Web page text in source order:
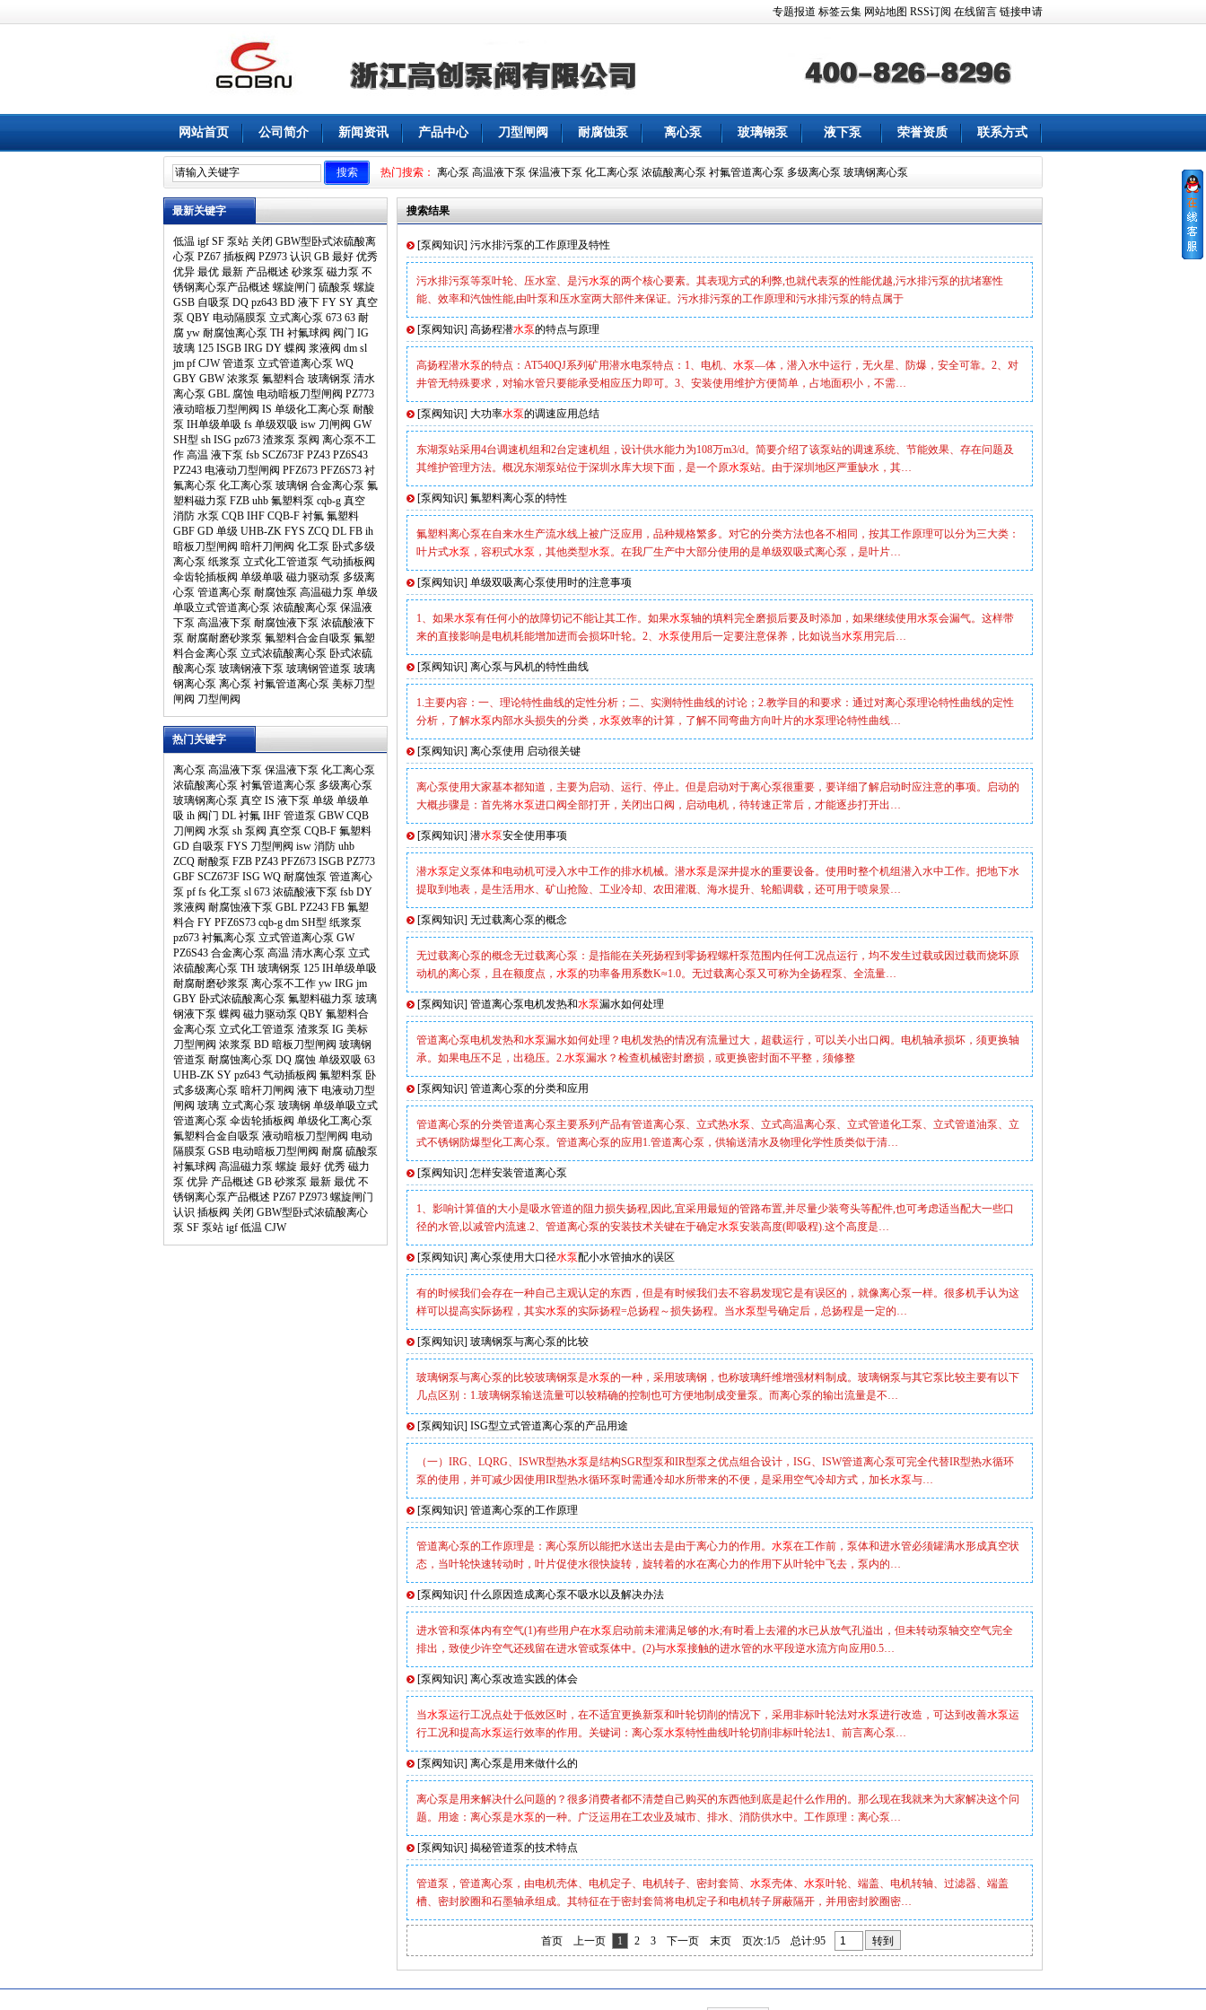
专题报道 标签云集 网站地图 RSS订阅 在线留言 链接申请
网站首页 公司简介 新闻资讯 产品中心 刀型闸阀 耐腐蚀泵 离心泵 玻璃钢泵 液下泵 荣誉资质 联系方式
热门搜索： 离心泵 高温液下泵 保温液下泵 化工离心泵 浓硫酸离心泵 衬氟管道离心泵 多级离心泵 玻璃钢离心泵
最新关键字
低温 igf SF 泵站 关闭 GBW型卧式浓硫酸离
心泵 PZ67 插板阀 PZ973 认识 GB 最好 优秀
优异 最优 最新 产品概述 砂浆泵 磁力泵 不
锈钢离心泵产品概述 螺旋闸门 硫酸泵 螺旋
GSB 自吸泵 DQ pz643 BD 液下 FY SY 真空
泵 QBY 电动隔膜泵 立式离心泵 673 63 耐
腐 yw 耐腐蚀离心泵 TH 衬氟球阀 阀门 IG
玻璃 125 ISGB IRG DY 蝶阀 浆液阀 dm sl
jm pf CJW 管道泵 立式管道离心泵 WQ
GBY GBW 浓浆泵 氟塑料合 玻璃钢泵 清水
离心泵 GBL 腐蚀 电动暗板刀型闸阀 PZ773
液动暗板刀型闸阀 IS 单级化工离心泵 耐酸
泵 IH单级单吸 fs 单级双吸 isw 刀闸阀 GW
SH型 sh ISG pz673 渣浆泵 泵阀 离心泵不工
作 高温 液下泵 fsb SCZ673F PZ43 PZ6S43
PZ243 电液动刀型闸阀 PFZ673 PFZ6S73 衬
氟离心泵 化工离心泵 玻璃钢 合金离心泵 氟
塑料磁力泵 FZB uhb 氟塑料泵 cqb-g 真空
消防 水泵 CQB IHF CQB-F 衬氟 氟塑料
GBF GD 单级 UHB-ZK FYS ZCQ DL FB ih
暗板刀型闸阀 暗杆刀闸阀 化工泵 卧式多级
离心泵 纸浆泵 立式化工管道泵 气动插板阀
伞齿轮插板阀 单级单吸 磁力驱动泵 多级离
心泵 管道离心泵 耐腐蚀泵 高温磁力泵 单级
单吸立式管道离心泵 浓硫酸离心泵 保温液
下泵 高温液下泵 耐腐蚀液下泵 浓硫酸液下
泵 耐腐耐磨砂浆泵 氟塑料合金自吸泵 氟塑
料合金离心泵 立式浓硫酸离心泵 卧式浓硫
酸离心泵 玻璃钢液下泵 玻璃钢管道泵 玻璃
钢离心泵 离心泵 衬氟管道离心泵 美标刀型
闸阀 刀型闸阀
热门关键字
离心泵 高温液下泵 保温液下泵 化工离心泵
浓硫酸离心泵 衬氟管道离心泵 多级离心泵
玻璃钢离心泵 真空 IS 液下泵 单级 单级单
吸 ih 阀门 DL 衬氟 IHF 管道泵 GBW CQB
刀闸阀 水泵 sh 泵阀 真空泵 CQB-F 氟塑料
GD 自吸泵 FYS 刀型闸阀 isw 消防 uhb
ZCQ 耐酸泵 FZB PZ43 PFZ673 ISGB PZ773
GBF SCZ673F ISG WQ 耐腐蚀泵 管道离心
泵 pf fs 化工泵 sl 673 浓硫酸液下泵 fsb DY
浆液阀 耐腐蚀液下泵 GBL PZ243 FB 氟塑
料合 FY PFZ6S73 cqb-g dm SH型 纸浆泵
pz673 衬氟离心泵 立式管道离心泵 GW
PZ6S43 合金离心泵 高温 清水离心泵 立式
浓硫酸离心泵 TH 玻璃钢泵 125 IH单级单吸
耐腐耐磨砂浆泵 离心泵不工作 yw IRG jm
GBY 卧式浓硫酸离心泵 氟塑料磁力泵 玻璃
钢液下泵 蝶阀 磁力驱动泵 QBY 氟塑料合
金离心泵 立式化工管道泵 渣浆泵 IG 美标
刀型闸阀 浓浆泵 BD 暗板刀型闸阀 玻璃钢
管道泵 耐腐蚀离心泵 DQ 腐蚀 单级双吸 63
UHB-ZK SY pz643 气动插板阀 氟塑料泵 卧
式多级离心泵 暗杆刀闸阀 液下 电液动刀型
闸阀 玻璃 立式离心泵 玻璃钢 单级单吸立式
管道离心泵 伞齿轮插板阀 单级化工离心泵
氟塑料合金自吸泵 液动暗板刀型闸阀 电动
隔膜泵 GSB 电动暗板刀型闸阀 耐腐 硫酸泵
衬氟球阀 高温磁力泵 螺旋 最好 优秀 磁力
泵 优异 产品概述 GB 砂浆泵 最新 最优 不
锈钢离心泵产品概述 PZ67 PZ973 螺旋闸门
认识 插板阀 关闭 GBW型卧式浓硫酸离心
泵 SF 泵站 igf 低温 CJW
搜索结果
[泵阀知识] 污水排污泵的工作原理及特性
污水排污泵等泵叶轮、压水室、是污水泵的两个核心要素。其表现方式的利弊,也就代表泵的性能优越,污水排污泵的抗堵塞性
能、效率和汽蚀性能,由叶泵和压水室两大部件来保证。污水排污泵的工作原理和污水排污泵的特点属于
[泵阀知识] 高扬程潜水泵的特点与原理
高扬程潜水泵的特点：AT540QJ系列矿用潜水电泵特点：1、电机、 水泵—体，潜入水中运行，无火星、防爆，安全可靠。2、对
井管无特殊要求，对输水管只要能承受相应压力即可。3、安装使用维护方便简单，占地面积小，不需…
[泵阀知识] 大功率水泵的调速应用总结
东湖泵站采用4台调速机组和2台定速机组，设计供水能力为108万m3/d。简要介绍了该泵站的调速系统、节能效果、存在问题及
其维护管理方法。概况东湖泵站位于深圳水库大坝下面，是一个原水泵站。由于深圳地区严重缺水，其…
[泵阀知识] 氟塑料离心泵的特性
氟塑料离心泵在自来水生产流水线上被广泛应用，品种规格繁多。对它的分类方法也各不相同，按其工作原理可以分为三大类：
叶片式水泵 ，容积式水泵 ，其他类型水泵。在我厂生产中大部分使用的是单级双吸式离心泵，是叶片…
[泵阀知识] 单级双吸离心泵使用时的注意事项
1、如果水泵有任何小的故障切记不能让其工作。如果水泵轴的填料完全磨损后要及时添加，如果继续使用水泵会漏气。这样带
来的直接影响是电机耗能增加进而会损坏叶轮。2、 水泵使用后一定要注意保养，比如说当水泵用完后…
[泵阀知识] 离心泵与风机的特性曲线
1.主要内容：一、理论特性曲线的定性分析；二、实测特性曲线的讨论；2.教学目的和要求：通过对离心泵理论特性曲线的定性
分析，了解水泵内部水头损失的分类， 水泵效率的计算，了解不同弯曲方向叶片的水泵理论特性曲线…
[泵阀知识] 离心泵使用 启动很关键
离心泵使用大家基本都知道，主要为启动、运行、停止。但是启动对于离心泵很重要，要详细了解启动时应注意的事项。启动的
大概步骤是：首先将水泵进口阀全部打开，关闭出口阀，启动电机，待转速正常后，才能逐步打开出…
[泵阀知识] 潜水泵安全使用事项
潜水泵定义泵体和电动机可浸入水中工作的排水机械。潜水泵是深井提水的重要设备。使用时整个机组潜入水中工作。把地下水
提取到地表，是生活用水、矿山抢险、工业冷却、农田灌溉、海水提升、轮船调载，还可用于喷泉景…
[泵阀知识] 无过载离心泵的概念
无过载离心泵的概念无过载离心泵：是指能在关死扬程到零扬程螺杆泵范围内任何工况点运行，均不发生过载或因过载而烧坏原
动机的离心泵，且在额度点， 水泵的功率备用系数K≈1.0。无过载离心泵又可称为全扬程泵、全流量…
[泵阀知识] 管道离心泵电机发热和水泵漏水如何处理
管道离心泵电机发热和水泵漏水如何处理？电机发热的情况有流量过大，超载运行，可以关小出口阀。电机轴承损坏，须更换轴
承。如果电压不足，出稳压。2.水泵漏水？检查机械密封磨损，或更换密封面不平整，须修整
[泵阀知识] 管道离心泵的分类和应用
管道离心泵的分类管道离心泵主要系列产品有管道离心泵、立式热水泵、立式高温离心泵、立式管道化工泵、立式管道油泵、立
式不锈钢防爆型化工离心泵。管道离心泵的应用1.管道离心泵，供输送清水及物理化学性质类似于清…
[泵阀知识] 怎样安装管道离心泵
1、影响计算值的大小是吸水管道的阻力损失扬程,因此,宜采用最短的管路布置,并尽量少装弯头等配件,也可考虑适当配大一些口
径的水管,以减管内流速.2、管道离心泵的安装技术关键在于确定水泵安装高度(即吸程).这个高度是…
[泵阀知识] 离心泵使用大口径水泵配小水管抽水的误区
有的时候我们会存在一种自己主观认定的东西，但是有时候我们去不容易发现它是有误区的，就像离心泵一样。很多机手认为这
样可以提高实际扬程，其实水泵的实际扬程=总扬程～损失扬程。当水泵型号确定后，总扬程是一定的…
[泵阀知识] 玻璃钢泵与离心泵的比较
玻璃钢泵与离心泵的比较玻璃钢泵是水泵的一种，采用玻璃钢，也称玻璃纤维增强材料制成。玻璃钢泵与其它泵比较主要有以下
几点区别：1.玻璃钢泵输送流量可以较精确的控制也可方便地制成变量泵。而离心泵的输出流量是不…
[泵阀知识] ISG型立式管道离心泵的产品用途
（一）IRG、LQRG、ISWR型热水泵是结构SGR型泵和IR型泵之优点组合设计，ISG、ISW管道离心泵可完全代替IR型热水循环
泵的使用，并可减少因使用IR型热水循环泵时需通冷却水所带来的不便，是采用空气冷却方式，加长水泵与…
[泵阀知识] 管道离心泵的工作原理
管道离心泵的工作原理是：离心泵所以能把水送出去是由于离心力的作用。 水泵在工作前，泵体和进水管必须罐满水形成真空状
态，当叶轮快速转动时，叶片促使水很快旋转，旋转着的水在离心力的作用下从叶轮中飞去，泵内的…
[泵阀知识] 什么原因造成离心泵不吸水以及解决办法
进水管和泵体内有空气(1)有些用户在水泵启动前未灌满足够的水;有时看上去灌的水已从放气孔溢出，但未转动泵轴交空气完全
排出，致使少许空气还残留在进水管或泵体中。(2)与水泵接触的进水管的水平段逆水流方向应用0.5…
[泵阀知识] 离心泵改造实践的体会
当水泵运行工况点处于低效区时，在不适宜更换新泵和叶轮切削的情况下，采用非标叶轮法对水泵进行改造，可达到改善水泵运
行工况和提高水泵运行效率的作用。关键词：离心泵水泵特性曲线叶轮切削非标叶轮法1、前言离心泵…
[泵阀知识] 离心泵是用来做什么的
离心泵是用来解决什么问题的？很多消费者都不清楚自己购买的东西他到底是起什么作用的。那么现在我就来为大家解决这个问
题。用途：离心泵是水泵的一种。广泛运用在工农业及城市、排水、消防供水中。工作原理：离心泵…
[泵阀知识] 揭秘管道泵的技术特点
管道泵，管道离心泵，由电机壳体、电机定子、电机转子、密封套筒、 水泵壳体、 水泵叶轮、端盖、电机转轴、过滤器、端盖
槽、密封胶圈和石墨轴承组成。其特征在于密封套筒将电机定子和电机转子屏蔽隔开，并用密封胶圈密…
首页 上一页 1 2 3 下一页 末页 页次:1/5 总计:95 转到